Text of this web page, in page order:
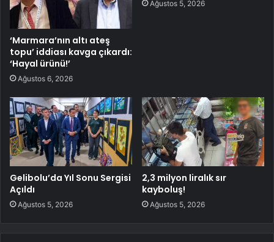
‘Marmara’nın altı ateş
topu’ iddiası kavga çıkardı:
‘Hayal ürünü!’
Ağustos 6, 2026
Ağustos 5, 2026
Gelibolu’da Yıl Sonu Sergisi
Açıldı
Ağustos 5, 2026
2,3 milyon liralık sır
kayboluş!
Ağustos 5, 2026